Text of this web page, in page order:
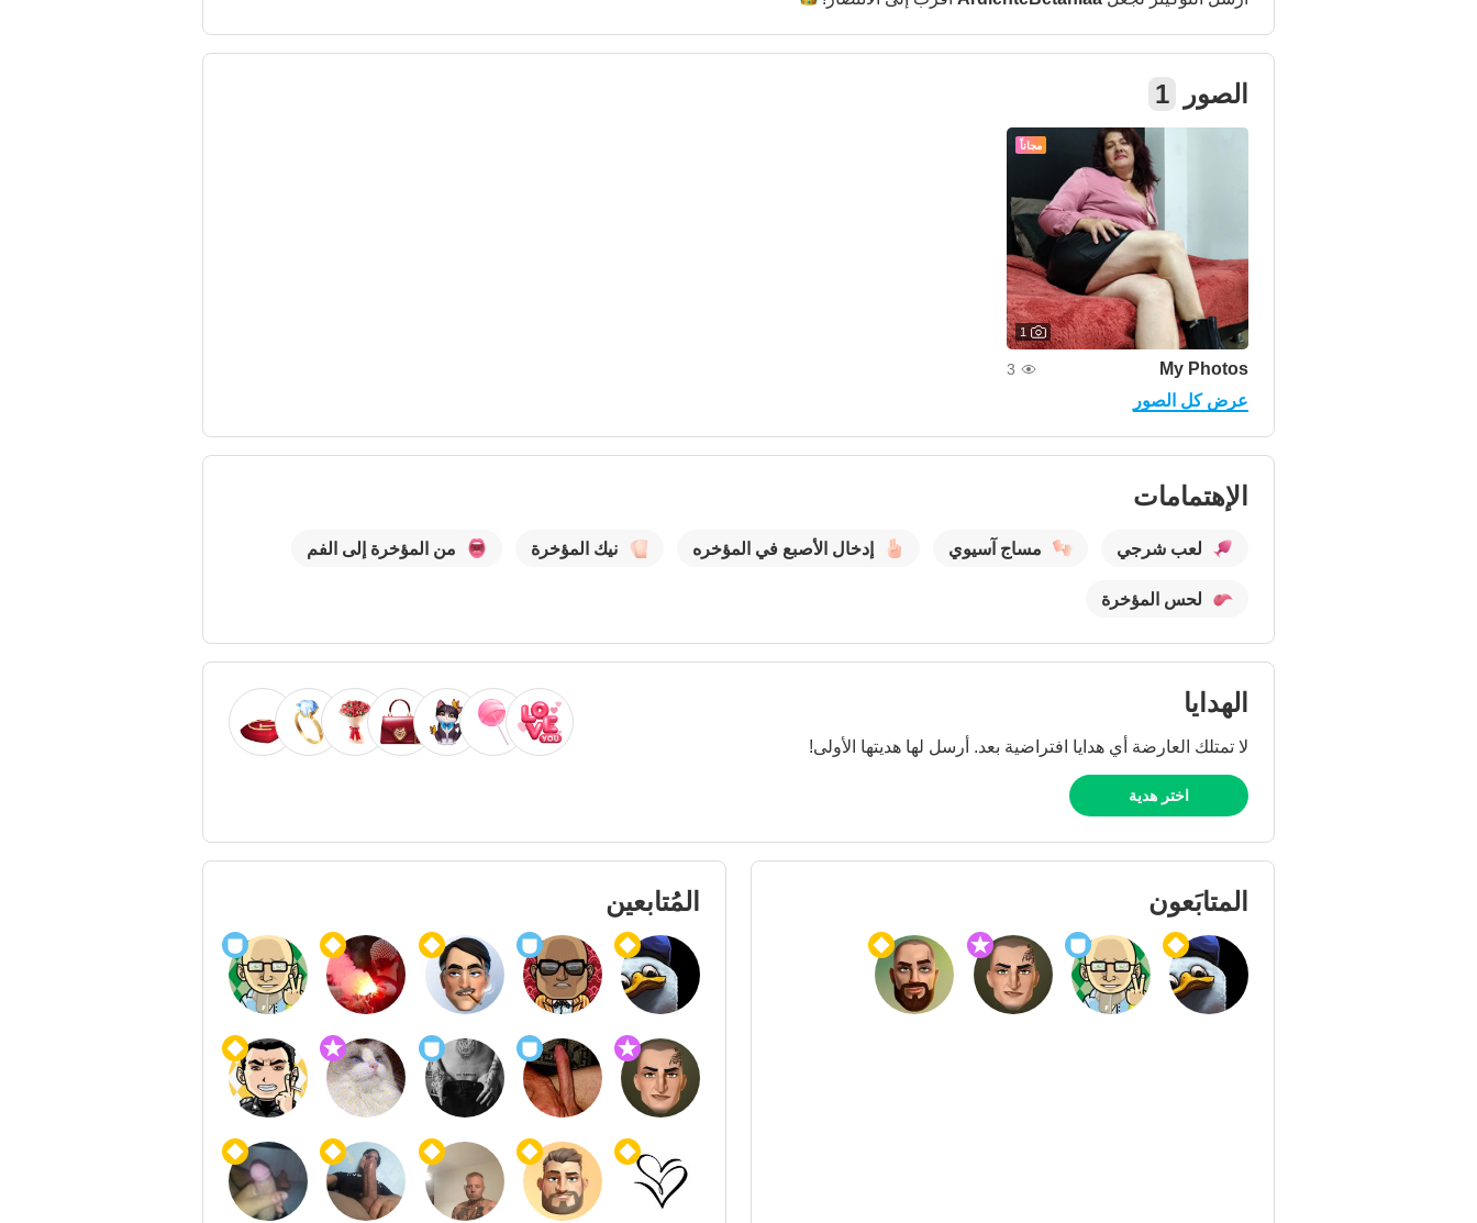
الصور 1
مجاناً
1
My Photos
3
عرض كل الصور
الإهتمامات
لعب شرجي مساج آسيوي إدخال الأصبع في المؤخره نيك المؤخرة من المؤخرة إلى الفم
لحس المؤخرة
الهدايا
لا تمتلك العارضة أي هدايا افتراضية بعد. أرسل لها هديتها الأولى!
اختر هدية
المتابَعون المُتابعين